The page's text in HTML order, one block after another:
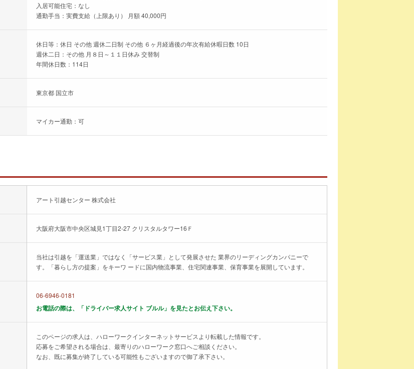
入居可能住宅：なし
通勤手当：実費支給（上限あり） 月額 40,000円
休日等：休日 その他 週休二日制 その他 ６ヶ月経過後の年次有給休暇日数 10日
週休二日：その他 月８日～１１日休み 交替制
年間休日数：114日
東京都 国立市
マイカー通勤：可
アート引越センター 株式会社
大阪府大阪市中央区城見1丁目2-27 クリスタルタワー16Ｆ
当社は引越を「運送業」ではなく「サービス業」として発展させた 業界のリーディングカンパニーで
す。「暮らし方の提案」をキーワ ードに国内物流事業、住宅関連事業、保育事業を展開しています。
06-6946-0181
お電話の際は、「ドライバー求人サイト ブルル」を見たとお伝え下さい。
このページの求人は、ハローワークインターネットサービスより転載した情報です。
応募をご希望される場合は、最寄りのハローワーク窓口へご相談ください。
なお、既に募集が終了している可能性もございますので御了承下さい。